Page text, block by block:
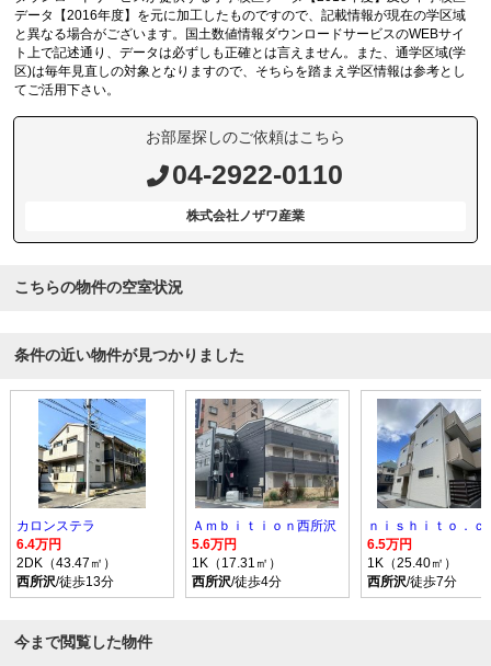
データ【2016年度】を元に加工したものですので、記載情報が現在の学区域
と異なる場合がございます。国土数値情報ダウンロードサービスのWEBサイ
ト上で記述通り、データは必ずしも正確とは言えません。また、通学区域(学
区)は毎年見直しの対象となりますので、そちらを踏まえ学区情報は参考とし
てご活用下さい。
お部屋探しのご依頼はこちら
04-2922-0110
株式会社ノザワ産業
こちらの物件の空室状況
条件の近い物件が見つかりました
カロンステラ
6.4万円
2DK（43.47㎡）
西所沢/徒歩13分
Ａｍｂｉｔｉｏｎ西所沢
5.6万円
1K（17.31㎡）
西所沢/徒歩4分
ｎｉｓｈｉｔｏ．ｃ
6.5万円
1K（25.40㎡）
西所沢/徒歩7分
今まで閲覧した物件